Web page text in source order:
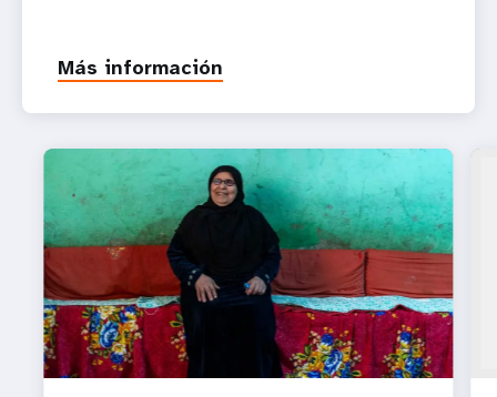
Más información